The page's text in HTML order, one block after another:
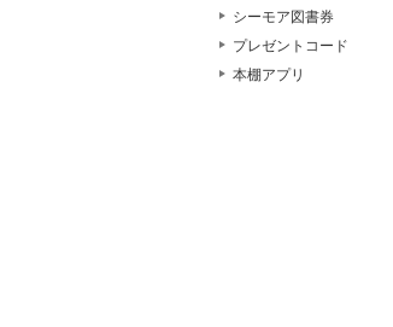
シーモア図書券
プレゼントコード
本棚アプリ